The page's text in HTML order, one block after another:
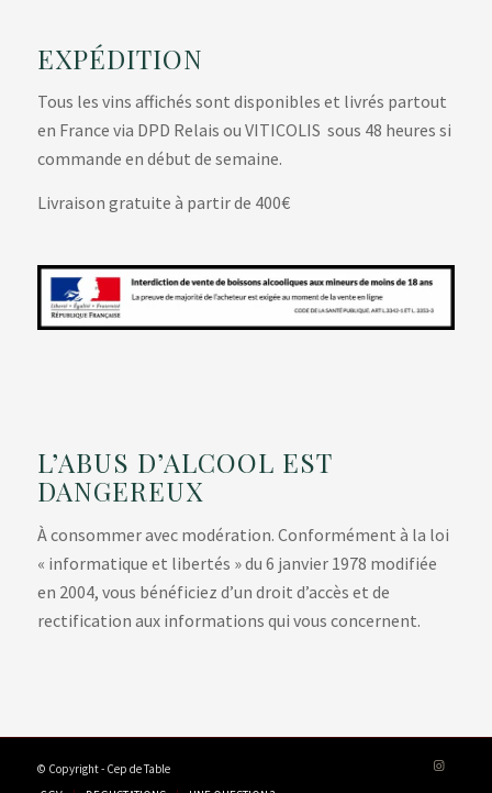
EXPÉDITION
Tous les vins affichés sont disponibles et livrés partout
en France via DPD Relais ou VITICOLIS sous 48 heures si
commande en début de semaine.
Livraison gratuite à partir de 400€
L’ABUS D’ALCOOL EST
DANGEREUX
À consommer avec modération. Conformément à la loi
« informatique et libertés » du 6 janvier 1978 modifiée
en 2004, vous bénéficiez d’un droit d’accès et de
rectification aux informations qui vous concernent.
© Copyright - Cep de Table